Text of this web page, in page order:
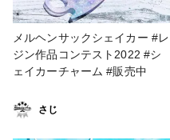
メルヘンサックシェイカー #レ
ジン作品コンテスト2022 #シ
ェイカーチャーム #販売中
さじ